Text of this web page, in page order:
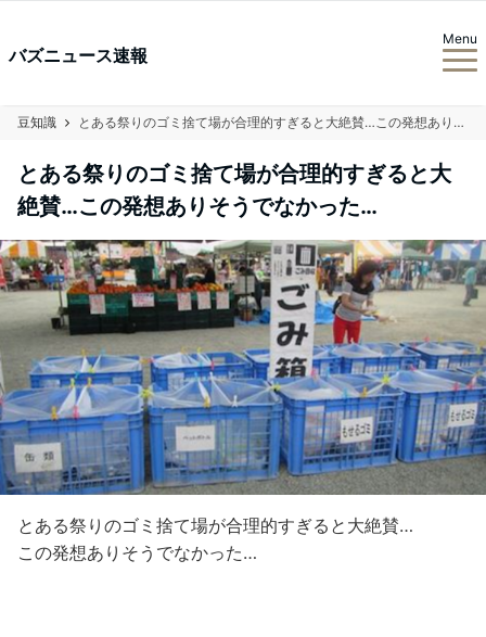
バズニュース速報
Menu
豆知識 とある祭りのゴミ捨て場が合理的すぎると大絶賛…この発想ありそうでなかった…
とある祭りのゴミ捨て場が合理的すぎると大
絶賛…この発想ありそうでなかった…
とある祭りのゴミ捨て場が合理的すぎると大絶賛…
この発想ありそうでなかった…